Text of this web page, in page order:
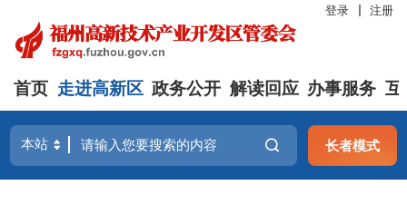
登录 注册
首页 走进高新区 政务公开 解读回应 办事服务 互
长者模式